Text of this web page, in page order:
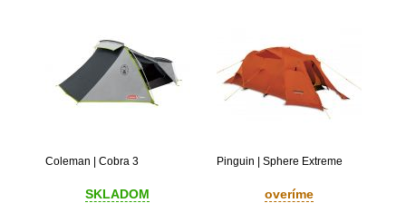
Coleman | Cobra 3
SKLADOM
Pinguin | Sphere Extreme
overíme